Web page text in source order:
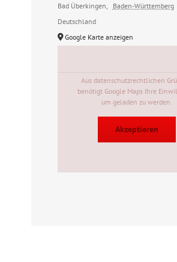
Bad Überkingen
Baden-Württemberg
Deutschland
Google Karte anzeigen
Aus datenschutzrechtlichen
benötigt Google Maps Ihre
um geladen zu werden.
Akzeptieren